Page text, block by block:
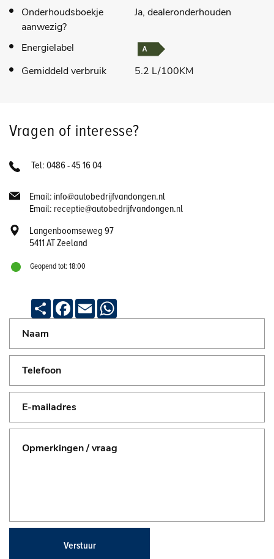
Onderhoudsboekje
aanwezig?
Ja, dealeronderhouden
Energielabel
Gemiddeld verbruik
5.2 L/100KM
Vragen of interesse?
Tel: 0486 - 45 16 04
Email: info@autobedrijfvandongen.nl
Email: receptie@autobedrijfvandongen.nl
Langenboomseweg 97
5411 AT Zeeland
Geopend tot: 18:00
Deel Facebook
Email
Verstuur